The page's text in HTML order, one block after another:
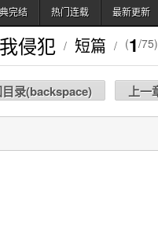
完结 热门连载 最新更新
侵犯 / 短篇 / (1/75)
录(backspace) 上一